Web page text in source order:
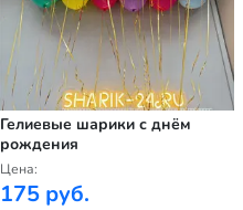
Гелиевые шарики с днём
рождения
Цена:
175 руб.